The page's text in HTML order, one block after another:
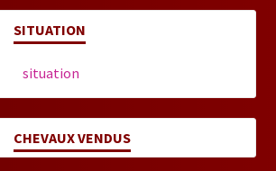
SITUATION
situation
CHEVAUX VENDUS